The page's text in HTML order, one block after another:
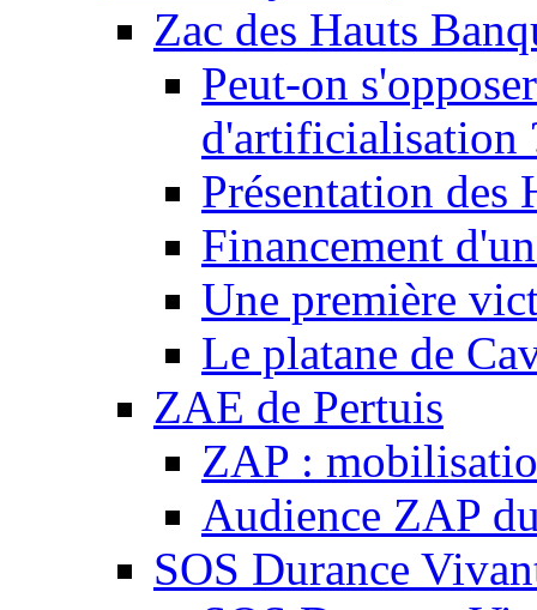
Zac des Hauts
Peut-on
d'artificialisation
Présentation des
Financement
Une première
Le platane de
ZAE de Pertuis
ZAP :
Audience ZAP
SOS Durance